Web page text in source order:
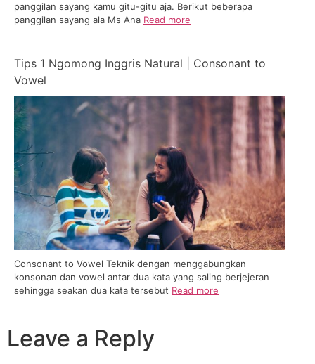
panggilan sayang kamu gitu-gitu aja. Berikut beberapa
panggilan sayang ala Ms Ana Read more
Tips 1 Ngomong Inggris Natural | Consonant to
Vowel
Consonant to Vowel Teknik dengan menggabungkan
konsonan dan vowel antar dua kata yang saling berjejeran
sehingga seakan dua kata tersebut Read more
Leave a Reply